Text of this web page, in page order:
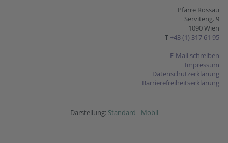
Pfarre Rossau
Serviteng. 9
1090 Wien
T +43 (1) 317 61 95
E-Mail schreiben
Impressum
Datenschutzerklärung
Barrierefreiheitserklärung
Darstellung: Standard - Mobil